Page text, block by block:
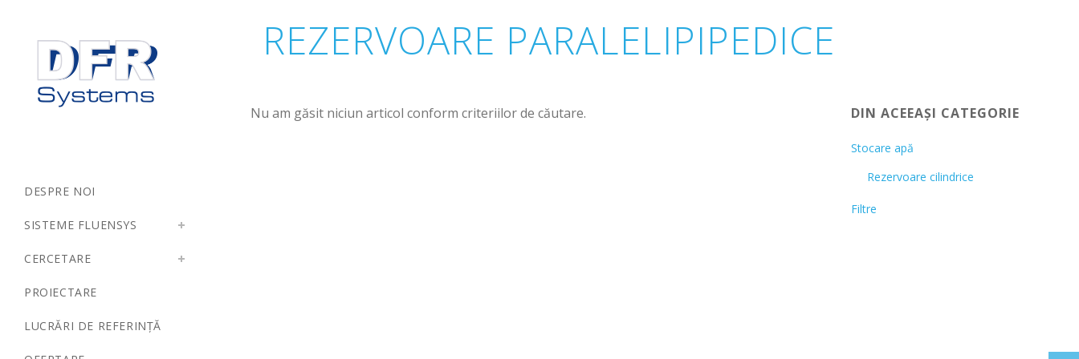
DESPRE NOI
SISTEME FLUENSYS
CERCETARE
PROIECTARE
LUCRĂRI DE REFERINȚĂ
REZERVOARE PARALELIPIPEDICE
Nu am găsit niciun articol conform criteriilor de căutare. DIN ACEEAȘI CATEGORIE
Stocare apă
Rezervoare cilindrice
Filtre